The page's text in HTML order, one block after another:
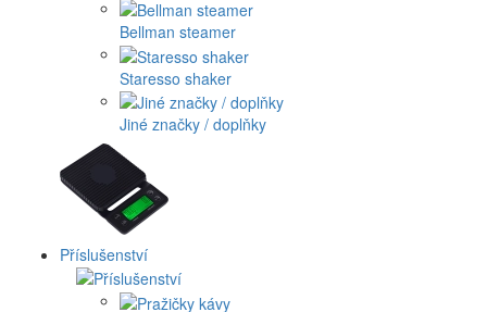
Bellman steamer
Staresso shaker
Jiné značky / doplňky
Příslušenství